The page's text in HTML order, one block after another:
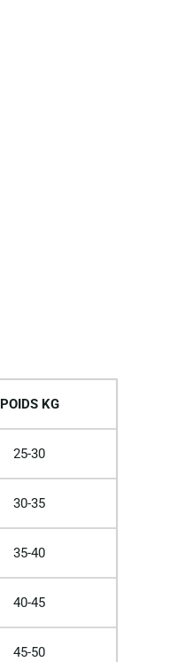
POIDS KG
25-30
30-35
35-40
40-45
45-50